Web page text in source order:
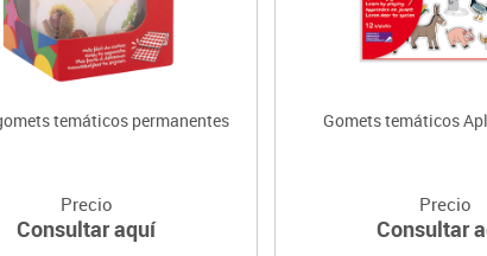
temáticos permanentes
Precio
Consultar aquí
Gomets temáticos
Precio
Consultar